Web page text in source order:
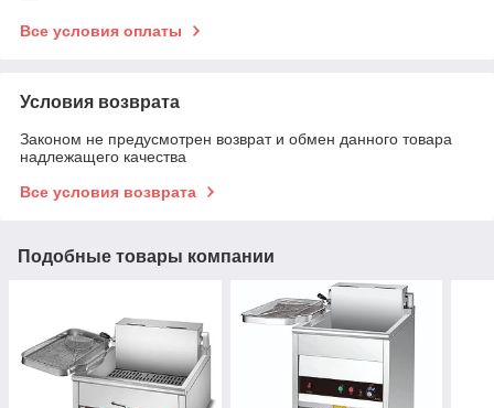
Все условия оплаты
Условия возврата
Законом не предусмотрен возврат и обмен данного товара
надлежащего качества
Все условия возврата
Подобные товары компании